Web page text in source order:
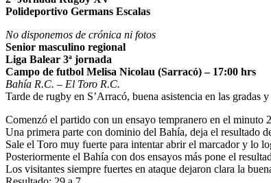
Polideportivo Germans Escalas
No disponemos de crónica ni fotos
Senior masculino regional
Liga Balear 3ª jornada
Campo de futbol Melisa Nicolau (Sarracó) – 17:00 hrs
Bahía R.C. – El Toro R.C.
Tarde de rugby en S’Arracó, buena asistencia en las gradas
Comenzó el partido con un ensayo tempranero en el minuto
Una primera parte con dominio del Bahía, deja el resultado
Sale el Toro muy fuerte para intentar abrir el marcador y lo
Posteriormente el Bahía con dos ensayos más pone el
Los visitantes siempre fuertes en ataque dejaron clara la